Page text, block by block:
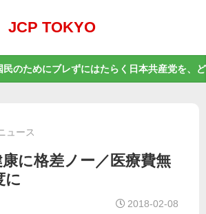
JCP TOKYO
民のためにブレずにはたらく日本共産党を、
ュース
に格差ノー／医療費無
に
2018-02-08